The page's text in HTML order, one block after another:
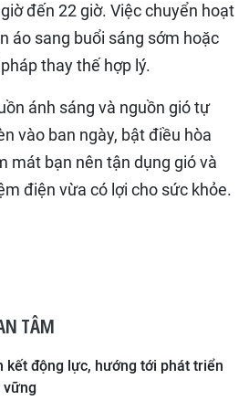
đến 22 giờ. Việc chuyển hoạt
áo sang buổi sáng sớm hoặc
thay thế hợp lý.
ánh sáng và nguồn gió tự
vào ban ngày, bật điều hòa
mát bạn nên tận dụng gió và
điện vừa có lợi cho sức khỏe.
TÂM
kết động lực, hướng tới phát triển
vững